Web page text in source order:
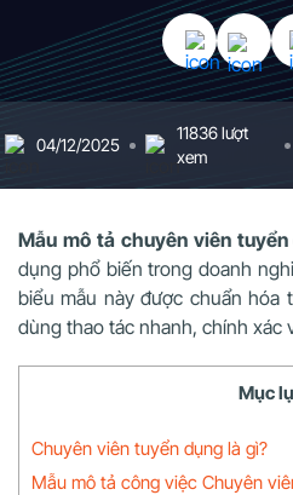
04/12/2025
11836 lượt
xem
Mẫu mô tả chuyên viên tuyển
dụng phổ biến trong doanh
biểu mẫu này được chuẩn
dùng thao tác nhanh, chính xác
Mục
Chuyên viên tuyển dụng là gì?
Mẫu mô tả công việc Chuyên